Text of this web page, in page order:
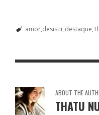
b
o
k
ss
e
g
er
l
at
amor desistir destaque
ABOUT THE
THATU